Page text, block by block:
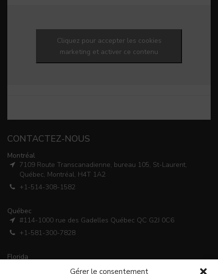
Gérer le consentement
Cliquez pour accepter les cookies
marketing et activer ce contenu
CONTACTEZ-NOUS
Montréal
7109 Route Transcanadienne, bureau 105, St-Laurent,
Québec, Montréal, H4T 1A2
+1-514-308-1582
Québec
#114-1000 rue des Gadelles Québec QC G2J 0C6
+1-581-300-7828
Florida
601 N.Ashley Drive, Suite 900, Tampa, FL 33602